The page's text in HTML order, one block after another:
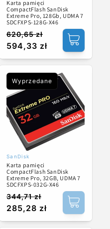
Karta pamięci
CompactFlash SanDisk
Extreme Pro, 128Gb, UDMA 7
SDCFXPS-128G-X46
Cena
regularna
620,65 zł
Cena
promocyjna
594,33 zł
Wyprzedane
Dostawca:
SanDisk
Karta pamięci
CompactFlash SanDisk
Extreme Pro, 32GB, UDMA 7
SDCFXPS-032G-X46
Cena
regularna
344,71 zł
Cena
promocyjna
285,28 zł